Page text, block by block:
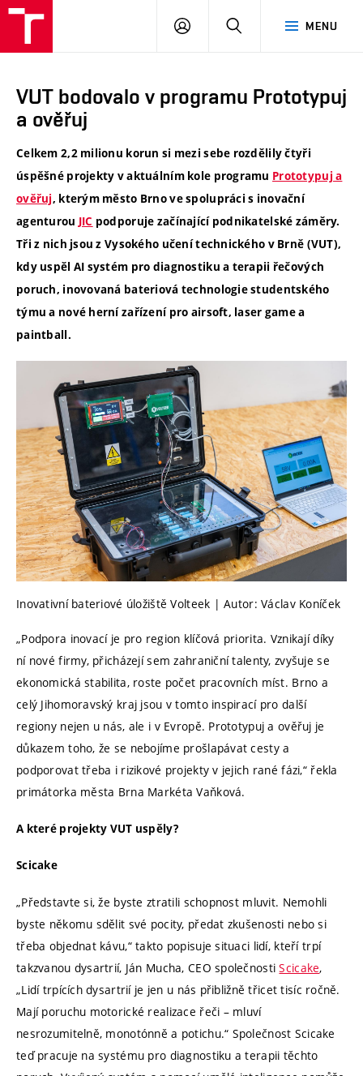
MENU
PŘIHLÁSIT
VUT bodovalo v programu Prototypuj
a ověřuj
Celkem 2,2 milionu korun si mezi sebe rozdělily čtyři
úspěšné projekty v aktuálním kole programu Prototypuj a
ověřuj, kterým město Brno ve spolupráci s inovační
agenturou JIC podporuje začínající podnikatelské záměry.
Tři z nich jsou z Vysokého učení technického v Brně (VUT),
kdy uspěl AI systém pro diagnostiku a terapii řečových
poruch, inovovaná bateriová technologie studentského
týmu a nové herní zařízení pro airsoft, laser game a
paintball.
Inovativní bateriové úložiště Volteek | Autor: Václav Koníček
„Podpora inovací je pro region klíčová priorita. Vznikají díky
ní nové firmy, přicházejí sem zahraniční talenty, zvyšuje se
ekonomická stabilita, roste počet pracovních míst. Brno a
celý Jihomoravský kraj jsou v tomto inspirací pro další
regiony nejen u nás, ale i v Evropě. Prototypuj a ověřuj je
důkazem toho, že se nebojíme prošlapávat cesty a
podporovat třeba i rizikové projekty v jejich rané fázi,“ řekla
primátorka města Brna Markéta Vaňková.
A které projekty VUT uspěly?
Scicake
„Představte si, že byste ztratili schopnost mluvit. Nemohli
byste někomu sdělit své pocity, předat zkušenosti nebo si
třeba objednat kávu,“ takto popisuje situaci lidí, kteří trpí
takzvanou dysartrií, Ján Mucha, CEO společnostiScicake,
„Lidí trpících dysartrií je jen u nás přibližně třicet tisíc ročně.
Mají poruchu motorické realizace řeči – mluví
nesrozumitelně, monotónně a potichu.“ Společnost Scicake
teď pracuje na systému pro diagnostiku a terapii těchto